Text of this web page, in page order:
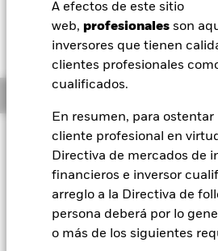
A efectos de este sitio
web, profesionales son
inversores que tienen
clientes profesionales
cualificados.
En resumen, para ostentar
cliente profesional en
Directiva de mercados de
financieros e inversor
arreglo a la Directiva de
persona deberá por lo
o más de los siguientes
BlackRock
iShares
Nuestra compañía
Variación del valor liquidativo a 10 ago 2026
EUR 1,17 (0,60%)
Filosofía de inversión
Este Fondo tiene por objetivo
capital a largo plazo en su inversión.
obtener al menos el 70 % de la
valores de renta variable (como por
empresas domiciliadas, cotizadas o
se desarrolle en Asia (excepto Japón).